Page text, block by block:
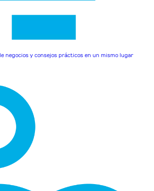
negocios y consejos prácticos en un mismo lugar